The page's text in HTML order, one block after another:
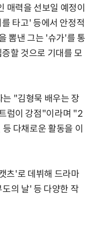
매력을 선보일 예정이
타고' 등에서 안정적
뽐낸 그는 '슈가'를 통
할 것으로 기대를 모
"김형묵 배우는 장
럼이 강점"이라며 "2
다채로운 활동을 이
츠'로 데뷔해 드라마
의 날' 등 다양한 작